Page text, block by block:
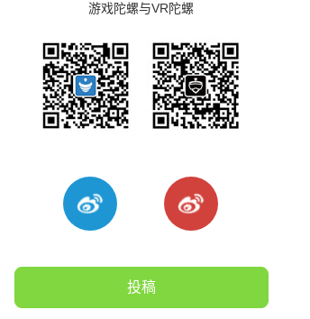
游戏陀螺与VR陀螺
投稿